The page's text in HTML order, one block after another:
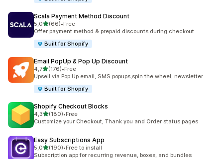
Scala Payment Method Discount
5,0z 5 hvězd
(66)
Celkový počet recenzí: 66
•Free
Offer payment method & prepaid discounts during checkout
Built for Shopify
Email PopUp & Pop Up Discount
4,7z 5 hvězd
(176)
Celkový počet recenzí: 176
•Free
Upsell via Pop Up email, SMS popups,spin the wheel, newsletter
Built for Shopify
Shopify Checkout Blocks
4,3z 5 hvězd
(180)
Celkový počet recenzí: 180
•Free
Customize your Checkout, Thank you and Order status pages
Easy Subscriptions App
5,0z 5 hvězd
(190)
Celkový počet recenzí: 190
•Free to install
Subscription app for recurring revenue, boxes, and bundles